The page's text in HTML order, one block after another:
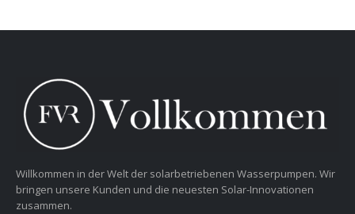
Willkommen in der Welt der solarbetriebenen Wasserpumpen. Wir
bringen unsere Kunden und die neuesten Solar-Innovationen
zusammen.